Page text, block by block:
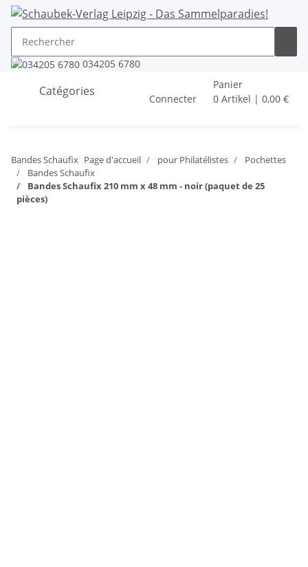
034205 6780
Catégories
Connecter
Panier
0 Artikel | 0,00 €
Bandes Schaufix Page d'accueil pour Philatélistes
Pochettes
Bandes Schaufix
Bandes Schaufix 210 mm x 48 mm - noir (paquet de 25
pièces)